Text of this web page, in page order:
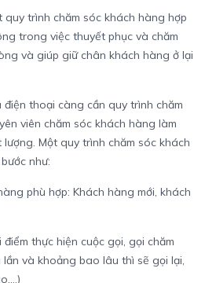
trình chăm sóc khách hàng hợp
trong việc thuyết phục và chăm
và giúp giữ chân khách hàng ở lại
thoại càng cần quy trình chăm
viên chăm sóc khách hàng làm
Một quy trình chăm sóc khách
như:
phù hợp: Khách hàng mới, khách
thực hiện cuộc gọi, gọi chăm
và khoảng bao lâu thì sẽ gọi lại,